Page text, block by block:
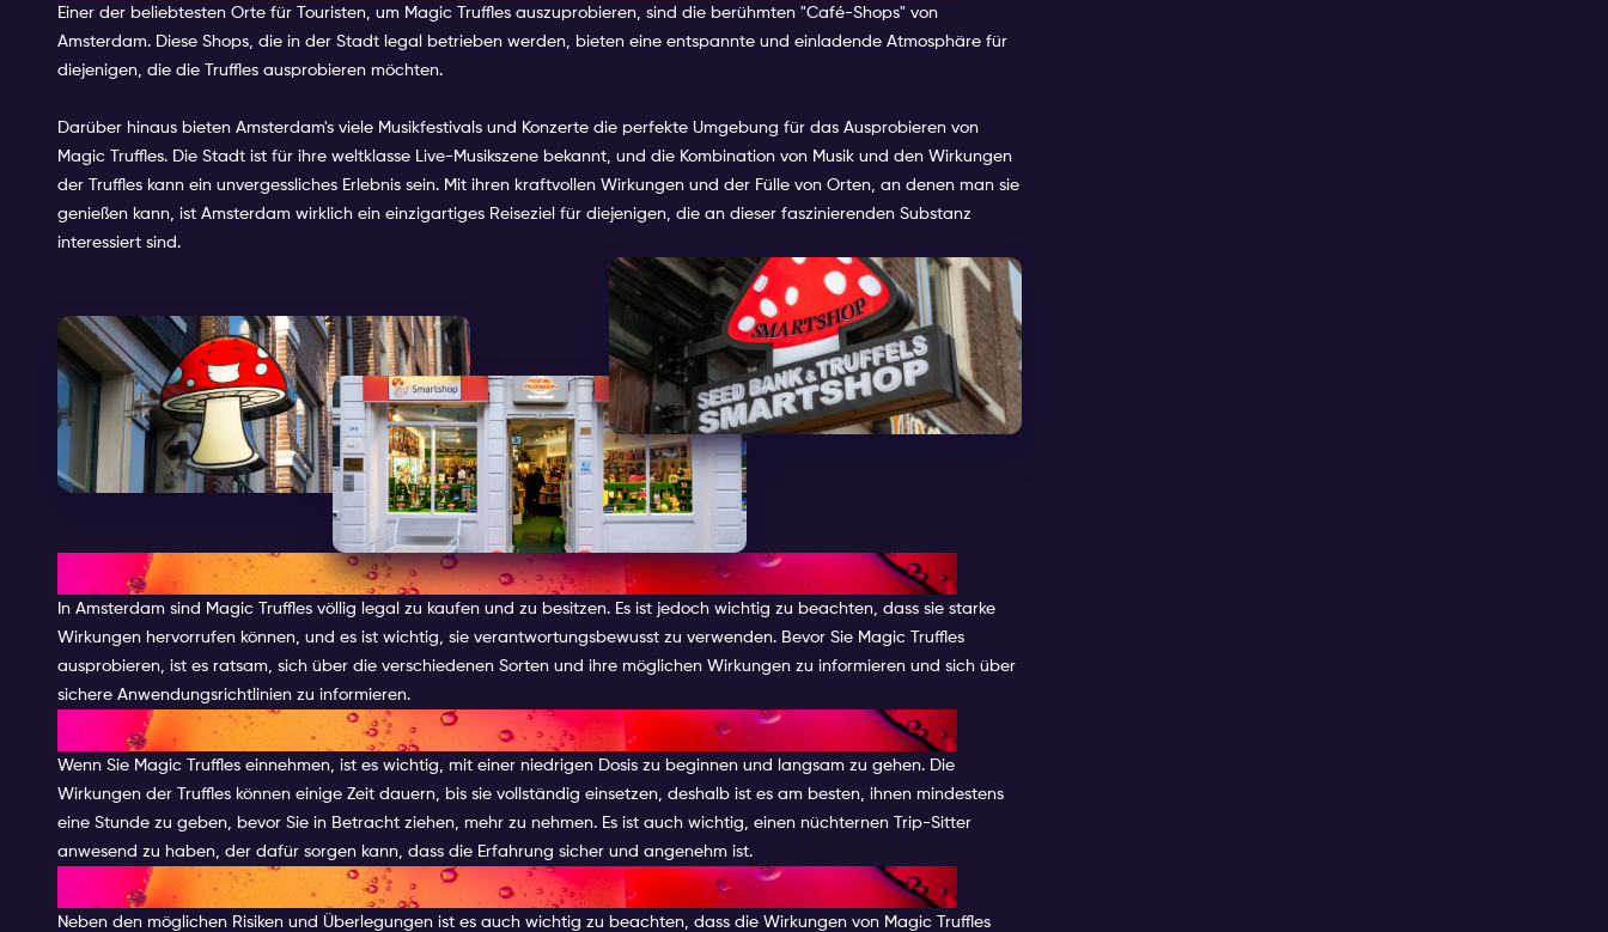
Einer der beliebtesten Orte für Touristen, um Magic Truffles auszuprobieren, sind die berühmten "Café-Shops" von
Amsterdam. Diese Shops, die in der Stadt legal betrieben werden, bieten eine entspannte und einladende Atmosphäre für
diejenigen, die die Truffles ausprobieren möchten.
Darüber hinaus bieten Amsterdam's viele Musikfestivals und Konzerte die perfekte Umgebung für das Ausprobieren von
Magic Truffles. Die Stadt ist für ihre weltklasse Live-Musikszene bekannt, und die Kombination von Musik und den Wirkungen
der Truffles kann ein unvergessliches Erlebnis sein. Mit ihren kraftvollen Wirkungen und der Fülle von Orten, an denen man sie
genießen kann, ist Amsterdam wirklich ein einzigartiges Reiseziel für diejenigen, die an dieser faszinierenden Substanz
interessiert sind.
RECHTLICHER STATUS VON MAGIC TRUFFLES
In Amsterdam sind Magic Truffles völlig legal zu kaufen und zu besitzen. Es ist jedoch wichtig zu beachten, dass sie starke
Wirkungen hervorrufen können, und es ist wichtig, sie verantwortungsbewusst zu verwenden. Bevor Sie Magic Truffles
ausprobieren, ist es ratsam, sich über die verschiedenen Sorten und ihre möglichen Wirkungen zu informieren und sich über
sichere Anwendungsrichtlinien zu informieren.
SICHERHEITSÜBERLEGUNGEN UND POTENZIELLE RISIKEN
Wenn Sie Magic Truffles einnehmen, ist es wichtig, mit einer niedrigen Dosis zu beginnen und langsam zu gehen. Die
Wirkungen der Truffles können einige Zeit dauern, bis sie vollständig einsetzen, deshalb ist es am besten, ihnen mindestens
eine Stunde zu geben, bevor Sie in Betracht ziehen, mehr zu nehmen. Es ist auch wichtig, einen nüchternen Trip-Sitter
anwesend zu haben, der dafür sorgen kann, dass die Erfahrung sicher und angenehm ist.
DIE WIRKUNGEN VON MAGIC TRUFFLES
Neben den möglichen Risiken und Überlegungen ist es auch wichtig zu beachten, dass die Wirkungen von Magic Truffles